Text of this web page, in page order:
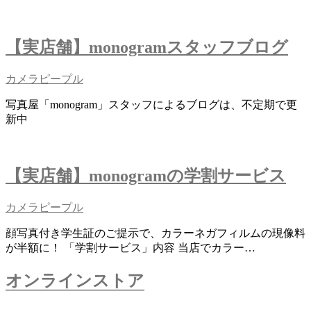
【実店舗】monogramスタッフブログ
カメラピープル
写真屋「monogram」スタッフによるブログは、不定期で更
新中
【実店舗】monogramの学割サービス
カメラピープル
顔写真付き学生証のご提示で、カラーネガフィルムの現像料
が半額に！ 「学割サービス」内容 当店でカラー…
オンラインストア